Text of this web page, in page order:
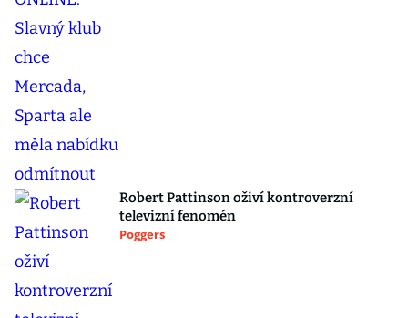
Robert Pattinson oživí kontroverzní
televizní fenomén
Poggers